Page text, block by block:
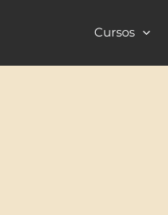
Cursos